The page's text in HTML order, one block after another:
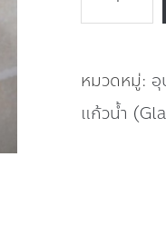
หมวดหมู่:
แก้วน้ำ